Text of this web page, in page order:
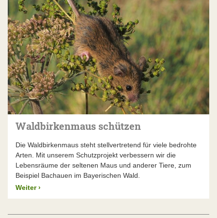
Waldbirkenmaus schützen
Die Waldbirkenmaus steht stellvertretend für viele bedrohte
Arten. Mit unserem Schutzprojekt verbessern wir die
Lebensräume der seltenen Maus und anderer Tiere, zum
Beispiel Bachauen im Bayerischen Wald.
Weiter ›